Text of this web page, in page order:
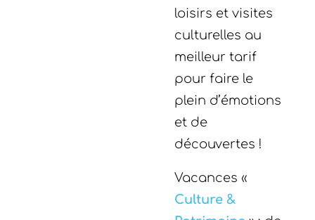
loisirs et visites
culturelles au
meilleur tarif
pour faire le
plein d’émotions
et de
découvertes !
Vacances «
Culture &